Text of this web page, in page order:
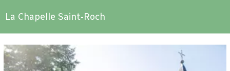
La Chapelle Saint-Roch